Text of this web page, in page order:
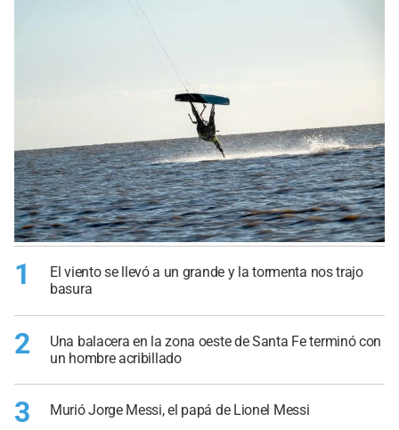
1
El viento se llevó a un grande y la tormenta nos trajo
basura
2
Una balacera en la zona oeste de Santa Fe terminó con
un hombre acribillado
3 Murió Jorge Messi, el papá de Lionel Messi